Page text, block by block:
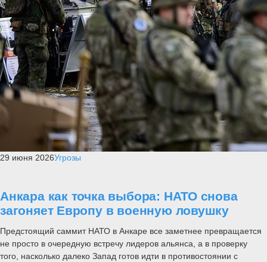
29 июня 2026Угрозы
Анкара как точка выбора: НАТО снова
загоняет Европу в военную ловушку
Предстоящий саммит НАТО в Анкаре все заметнее превращается
не просто в очередную встречу лидеров альянса, а в проверку
того, насколько далеко Запад готов идти в противостоянии с